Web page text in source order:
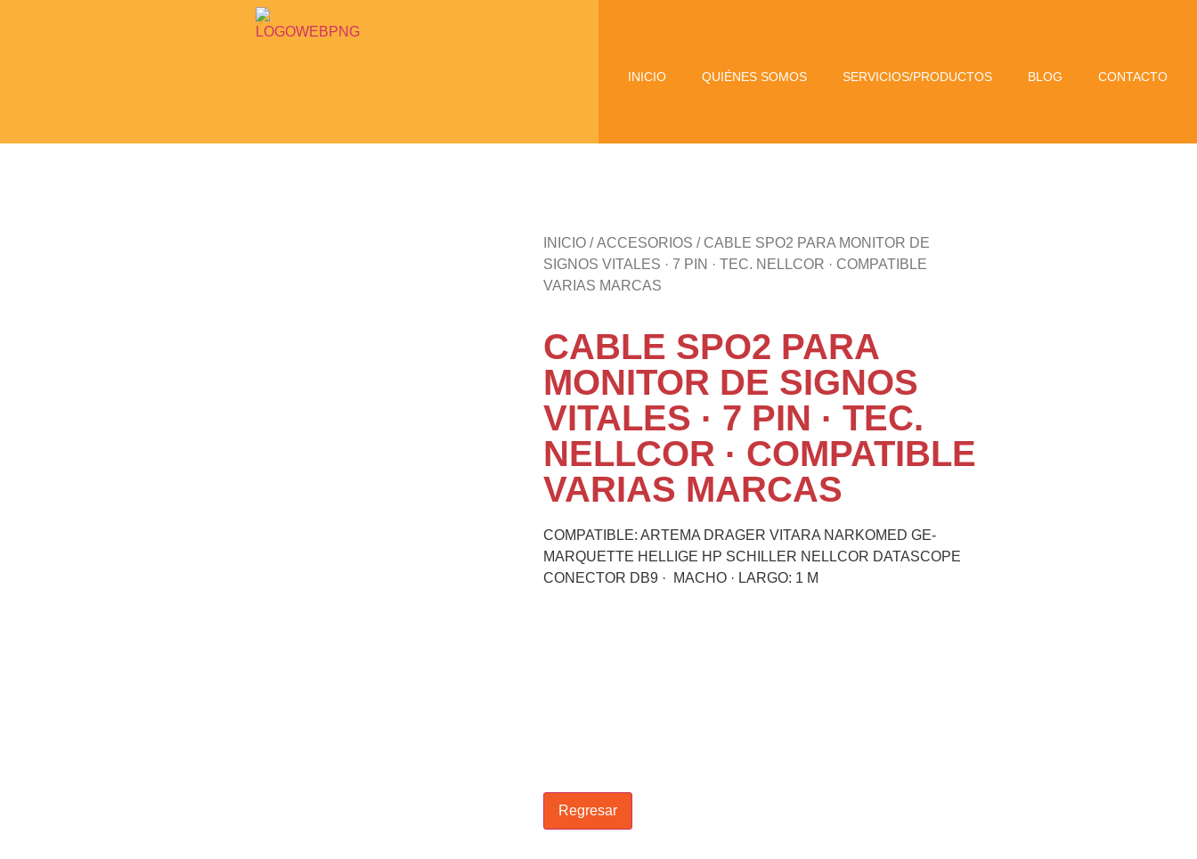
INICIO QUIÉNES SOMOS SERVICIOS/PRODUCTOS BLOG CONTACTO
INICIO /ACCESORIOS / CABLE SPO2 PARA MONITOR DE
SIGNOS VITALES · 7 PIN · TEC. NELLCOR · COMPATIBLE
VARIAS MARCAS
CABLE SPO2 PARA
MONITOR DE SIGNOS
VITALES · 7 PIN · TEC.
NELLCOR · COMPATIBLE
VARIAS MARCAS
COMPATIBLE: ARTEMA DRAGER VITARA NARKOMED GE-
MARQUETTE HELLIGE HP SCHILLER NELLCOR DATASCOPE
CONECTOR DB9 · MACHO · LARGO: 1 M
Regresar